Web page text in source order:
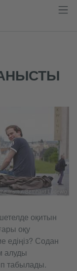
Institut/Bernhard Ludewig
оқитын
оқу
едіңіз? Содан
алуды
табылады.